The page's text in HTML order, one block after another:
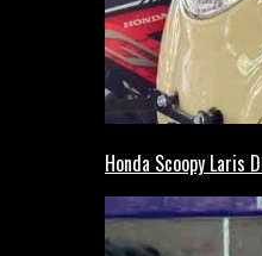
Honda Scoopy Laris